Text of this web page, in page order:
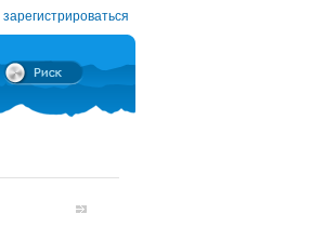
зарегистрироваться